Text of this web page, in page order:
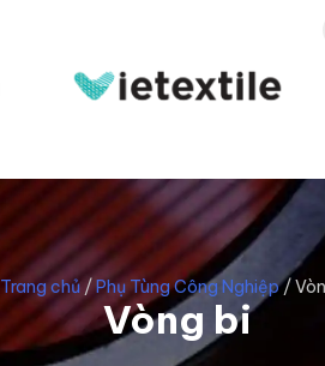
Trang chủ/Phụ Tùng Công Nghiệp/
Vòng bi